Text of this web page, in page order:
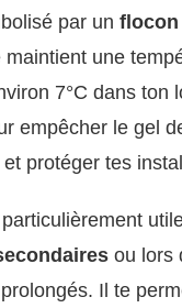
par un flocon
maintient une
7°C dans ton
empêcher le gel
protéger tes
ou lors
Il te